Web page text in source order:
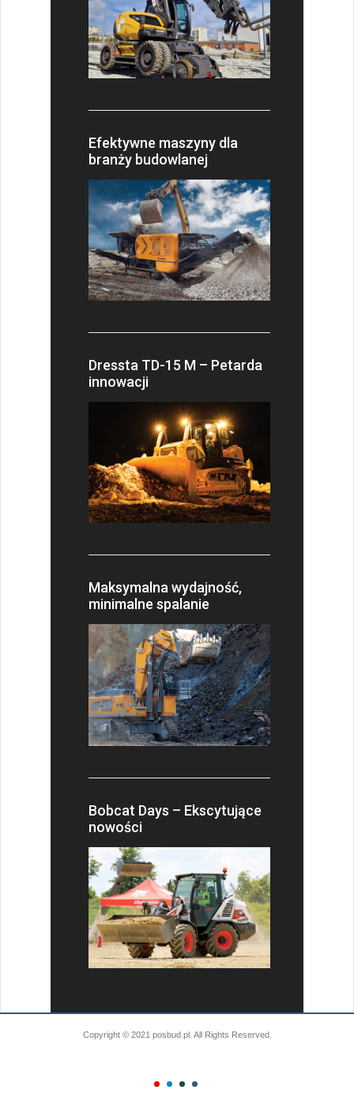
Efektywne maszyny dla
branży budowlanej
Dressta TD-15 M – Petarda
innowacji
Maksymalna wydajność,
minimalne spalanie
Bobcat Days – Ekscytujące
nowości
Copyright © 2021 posbud.pl. All Rights Reserved.